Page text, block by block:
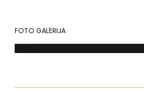
FOTO GALERIJA